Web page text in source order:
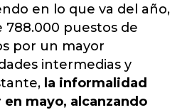
en lo que va del año,
788.000 puestos de
por un mayor
intermedias y
la informalidad
mayo, alcanzando